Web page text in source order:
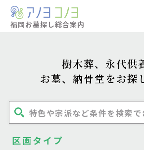
福岡お墓探し総合案内
樹木葬、永代供
お墓、納骨堂をお探
特色や宗派など条件を検索で
区画タイプ